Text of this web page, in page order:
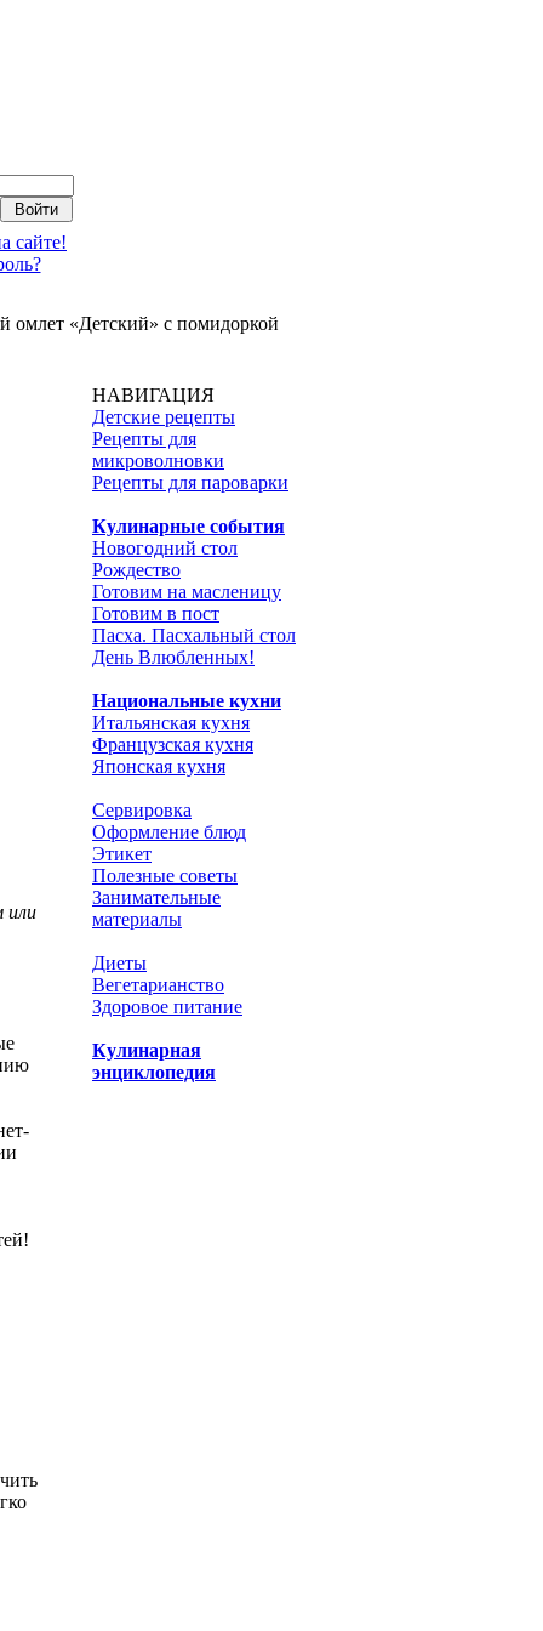
сайте!
омлет «Детский» с помидоркой
или
НАВИГАЦИЯ
Детские рецепты
Рецепты для
микроволновки
Рецепты для пароварки
Кулинарные события
Новогодний стол
Рождество
Готовим на масленицу
Готовим в пост
Пасха. Пасхальный стол
День Влюбленных!
Национальные кухни
Итальянская кухня
Французская кухня
Японская кухня
Сервировка
Оформление блюд
Этикет
Полезные советы
Занимательные
материалы
Диеты
Вегетарианство
Здоровое питание
Кулинарная
энциклопедия